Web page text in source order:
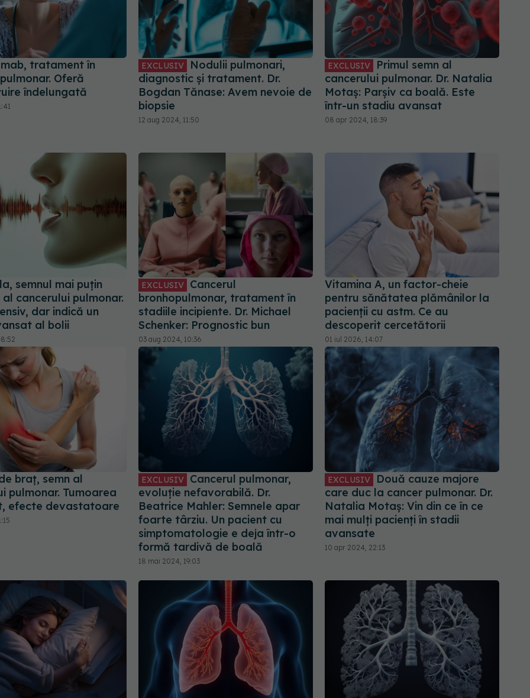
tratament în
Oferă
îndelungată
EXCLUSIV
Nodulii pulmonari,
diagnostic și tratament. Dr.
Bogdan Tănase: Avem nevoie de
biopsie
12 aug 2024, 11:50
EXCLUSIV
Primul semn al
cancerului pulmonar. Dr. Natalia
Motaș: Parșiv ca boală. Este
într-un stadiu avansat
08 apr 2024, 18:39
semnul mai puțin
cancerului pulmonar.
dar indică un
al bolii
EXCLUSIV
Cancerul
bronhopulmonar, tratament în
stadiile incipiente. Dr. Michael
Schenker: Prognostic bun
03 aug 2024, 10:36
Vitamina A, un factor-cheie
pentru sănătatea plămânilor la
pacienții cu astm. Ce au
descoperit cercetătorii
01 iul 2026, 14:07
braț, semn al
pulmonar. Tumoarea
efecte devastatoare
EXCLUSIV
Cancerul pulmonar,
evoluție nefavorabilă. Dr.
Beatrice Mahler: Semnele apar
foarte târziu. Un pacient cu
simptomatologie e deja într-o
formă tardivă de boală
18 mai 2024, 19:03
EXCLUSIV
Două cauze majore
care duc la cancer pulmonar. Dr.
Natalia Motaș: Vin din ce în ce
mai mulți pacienți în stadii
avansate
10 apr 2024, 22:13